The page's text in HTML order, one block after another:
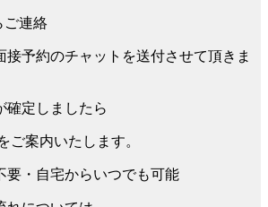
連絡
予約のチャットを送付させて頂きま
定しましたら
案内いたします。
・自宅からいつでも可能